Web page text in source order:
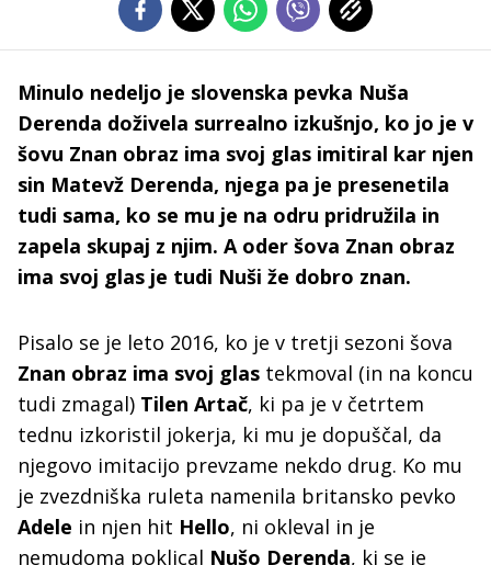
Minulo nedeljo je slovenska pevka Nuša
Derenda doživela surrealno izkušnjo, ko jo je v
šovu Znan obraz ima svoj glas imitiral kar njen
sin Matevž Derenda, njega pa je presenetila
tudi sama, ko se mu je na odru pridružila in
zapela skupaj z njim. A oder šova Znan obraz
ima svoj glas je tudi Nuši že dobro znan.
Pisalo se je leto 2016, ko je v tretji sezoni šova
Znan obraz ima svoj glas tekmoval (in na koncu
tudi zmagal) Tilen Artač, ki pa je v četrtem
tednu izkoristil jokerja, ki mu je dopuščal, da
njegovo imitacijo prevzame nekdo drug. Ko mu
je zvezdniška ruleta namenila britansko pevko
Adele in njen hit Hello, ni okleval in je
nemudoma poklical Nušo Derenda, ki se je